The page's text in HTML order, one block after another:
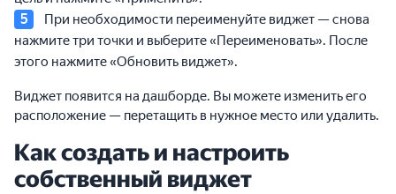
При необходимости переименуйте виджет — снова
нажмите три точки и выберите «Переименовать». После
этого нажмите «Обновить виджет».
Виджет появится на дашборде. Вы можете изменить его
расположение — перетащить в нужное место или удалить.
Как создать и настроить
собственный виджет